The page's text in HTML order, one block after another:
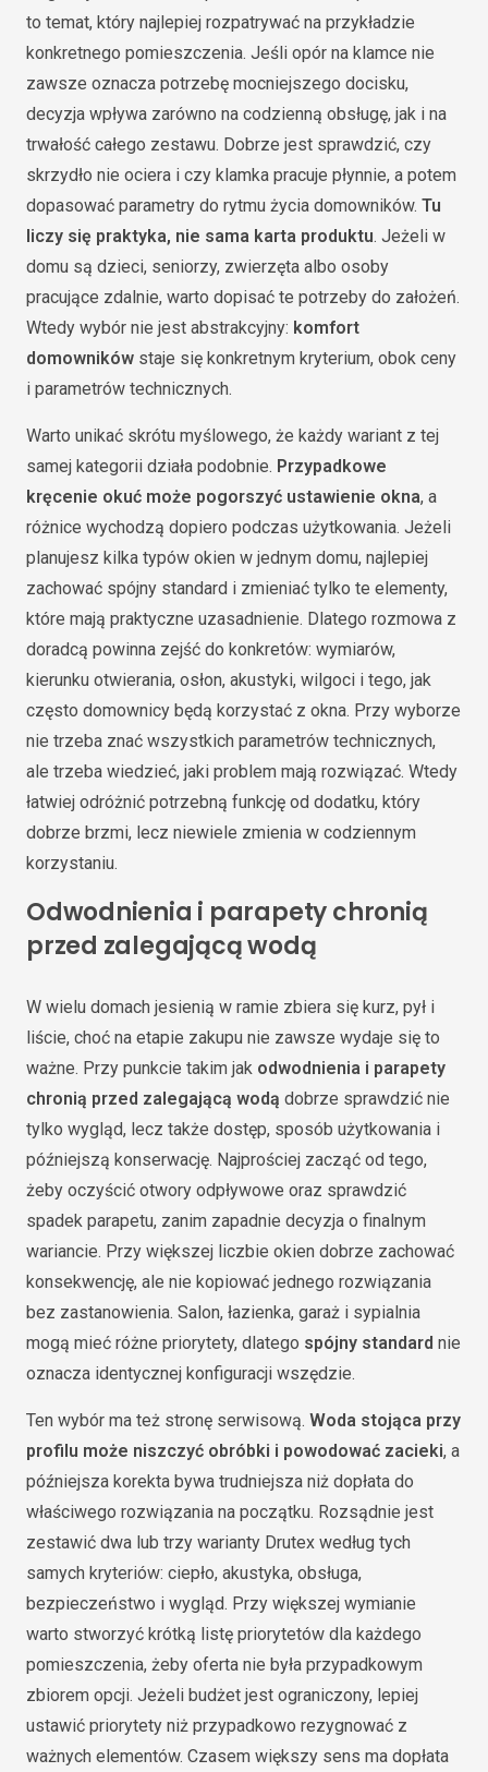
to temat, który najlepiej rozpatrywać na przykładzie
konkretnego pomieszczenia. Jeśli opór na klamce nie
zawsze oznacza potrzebę mocniejszego docisku,
decyzja wpływa zarówno na codzienną obsługę, jak i na
trwałość całego zestawu. Dobrze jest sprawdzić, czy
skrzydło nie ociera i czy klamka pracuje płynnie, a potem
dopasować parametry do rytmu życia domowników. Tu
liczy się praktyka, nie sama karta produktu. Jeżeli w
domu są dzieci, seniorzy, zwierzęta albo osoby
pracujące zdalnie, warto dopisać te potrzeby do założeń.
Wtedy wybór nie jest abstrakcyjny: komfort
domowników staje się konkretnym kryterium, obok ceny
i parametrów technicznych.
Warto unikać skrótu myślowego, że każdy wariant z tej
samej kategorii działa podobnie. Przypadkowe
kręcenie okuć może pogorszyć ustawienie okna, a
różnice wychodzą dopiero podczas użytkowania. Jeżeli
planujesz kilka typów okien w jednym domu, najlepiej
zachować spójny standard i zmieniać tylko te elementy,
które mają praktyczne uzasadnienie. Dlatego rozmowa z
doradcą powinna zejść do konkretów: wymiarów,
kierunku otwierania, osłon, akustyki, wilgoci i tego, jak
często domownicy będą korzystać z okna. Przy wyborze
nie trzeba znać wszystkich parametrów technicznych,
ale trzeba wiedzieć, jaki problem mają rozwiązać. Wtedy
łatwiej odróżnić potrzebną funkcję od dodatku, który
dobrze brzmi, lecz niewiele zmienia w codziennym
korzystaniu.
Odwodnienia i parapety chronią
przed zalegającą wodą
W wielu domach jesienią w ramie zbiera się kurz, pył i
liście, choć na etapie zakupu nie zawsze wydaje się to
ważne. Przy punkcie takim jak odwodnienia i parapety
chronią przed zalegającą wodą dobrze sprawdzić nie
tylko wygląd, lecz także dostęp, sposób użytkowania i
późniejszą konserwację. Najprościej zacząć od tego,
żeby oczyścić otwory odpływowe oraz sprawdzić
spadek parapetu, zanim zapadnie decyzja o finalnym
wariancie. Przy większej liczbie okien dobrze zachować
konsekwencję, ale nie kopiować jednego rozwiązania
bez zastanowienia. Salon, łazienka, garaż i sypialnia
mogą mieć różne priorytety, dlatego spójny standard nie
oznacza identycznej konfiguracji wszędzie.
Ten wybór ma też stronę serwisową. Woda stojąca przy
profilu może niszczyć obróbki i powodować zacieki, a
późniejsza korekta bywa trudniejsza niż dopłata do
właściwego rozwiązania na początku. Rozsądnie jest
zestawić dwa lub trzy warianty Drutex według tych
samych kryteriów: ciepło, akustyka, obsługa,
bezpieczeństwo i wygląd. Przy większej wymianie
warto stworzyć krótką listę priorytetów dla każdego
pomieszczenia, żeby oferta nie była przypadkowym
zbiorem opcji. Jeżeli budżet jest ograniczony, lepiej
ustawić priorytety niż przypadkowo rezygnować z
ważnych elementów. Czasem większy sens ma dopłata